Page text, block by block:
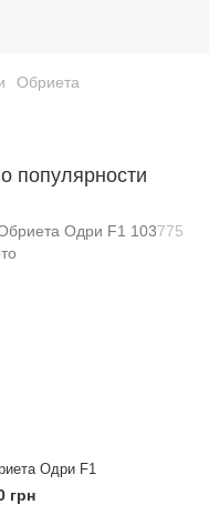
Обриета
популярности
Одри F1
грн